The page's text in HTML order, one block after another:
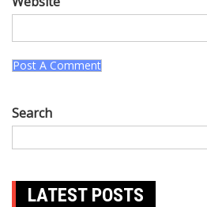
Search
LATEST POSTS